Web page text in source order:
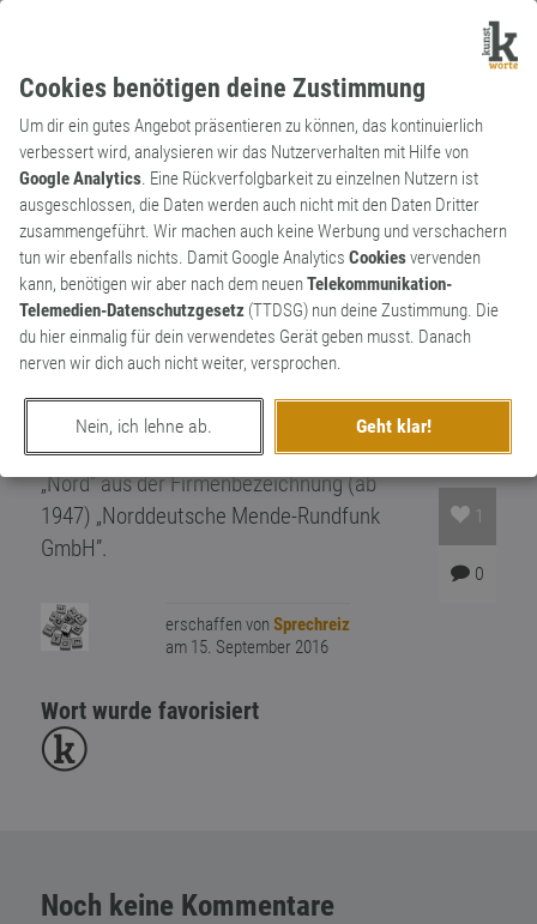
Cookies benötigen deine Zustimmung
Um dir ein gutes Angebot präsentieren zu können, das kontinuierlich
verbessert wird, analysieren wir das Nutzerverhalten mit Hilfe von
Google Analytics. Eine Rückverfolgbarkeit zu einzelnen Nutzern ist
ausgeschlossen, die Daten werden auch nicht mit den Daten Dritter
zusammengeführt. Wir machen auch keine Werbung und verschachern
tun wir ebenfalls nichts. Damit Google Analytics Cookiesvervenden
kann, benötigen wir aber nach dem neuenTelekommunikation-
Telemedien-Datenschutzgesetz (TTDSG) nun deine Zustimmung. Die
du hier einmalig für dein verwendetes Gerät geben musst. Danach
nerven wir dich auch nicht weiter, versprochen.
Nein, ich lehne ab. Geht klar!
Markenname
Substantiv
Nordmende
Nordmende war ein Hersteller von
Unterhaltungselektronik mit Sitz in
Bremen. „Nordmende” setzte sich dabei
Gründers Otto Hermann Mende respektive
seines Nachkommen Martin Mende und
„Nord” aus der Firmenbezeichnung (ab
1947) „Norddeutsche Mende-Rundfunk
GmbH”.
1
0
erschaffen von Sprechreiz
am 15. September 2016
Wort wurde favorisiert
Noch keine Kommentare